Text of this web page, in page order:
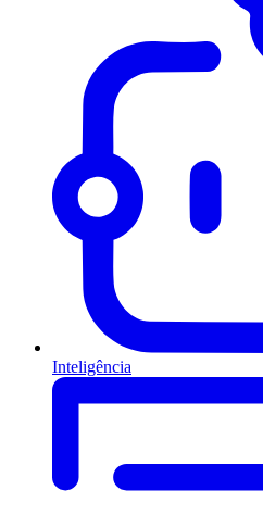
Inteligência